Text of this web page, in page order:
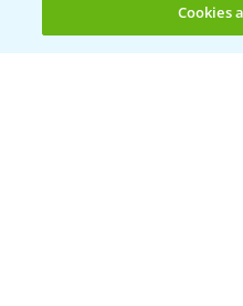
+49 (0)174
Cookies